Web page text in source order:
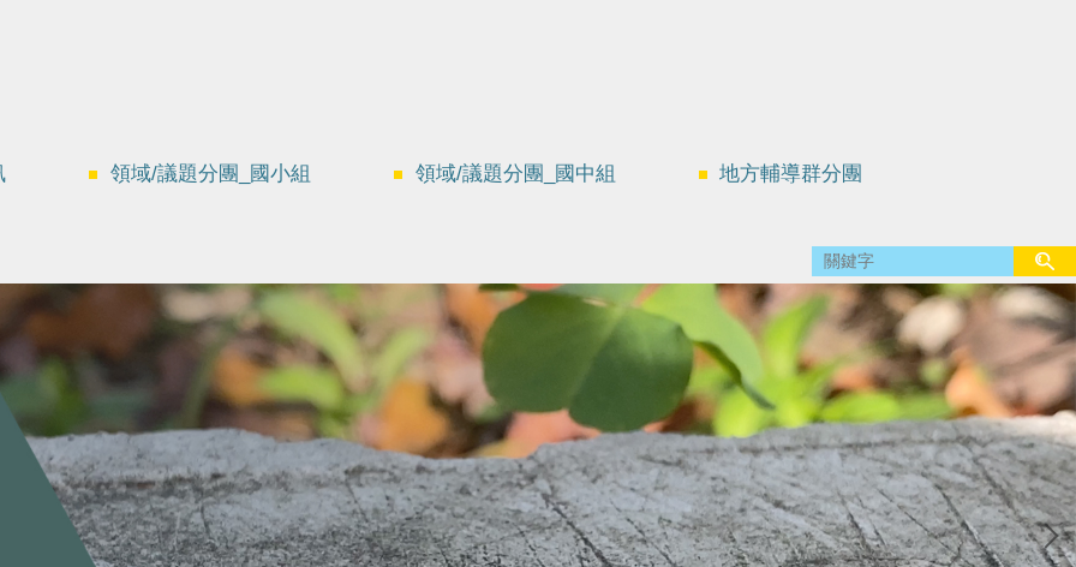
領域/議題分團_國小組 領域/議題分團_國中組 地方輔導群分團